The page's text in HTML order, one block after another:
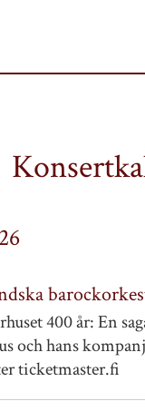
400 år: En
och hans
ticketmaster.fi